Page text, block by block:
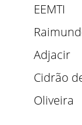
EEMTI
Adjacir
Cidrão
Oliveira